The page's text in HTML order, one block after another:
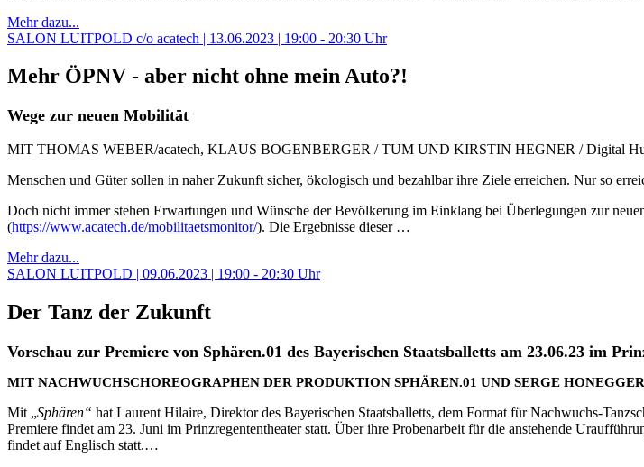
Mehr dazu...
SALON LUITPOLD c/o acatech | 13.06.2023 | 19:00 - 20:30 Uhr
Mehr ÖPNV - aber nicht ohne mein Auto?!
Wege zur neuen Mobilität
MIT THOMAS WEBER/acatech, KLAUS BOGENBERGER / TUM UND KIRSTIN HEGNER / Digital
Menschen und Güter sollen in naher Zukunft sicher, ökologisch und bezahlbar ihre Ziele erreichen. Nur so
Doch nicht immer stehen Erwartungen und Wünsche der Bevölkerung im Einklang bei Überlegungen zur
(https://www.acatech.de/mobilitaetsmonitor/). Die Ergebnisse dieser …
Mehr dazu...
SALON LUITPOLD | 09.06.2023 | 19:00 - 20:30 Uhr
Der Tanz der Zukunft
Vorschau zur Premiere von Sphären.01 des Bayerischen Staatsballetts am 23.06.23 im
MIT NACHWUCHSCHOREOGRAPHEN DER PRODUKTION SPHÄREN.01 UND SERGE HONEGGER
Mit „Sphären“ hat Laurent Hilaire, Direktor des Bayerischen Staatsballetts, dem Format für Nachwuchs-
Premiere findet am 23. Juni im Prinzregententheater statt. Über ihre Probenarbeit für die anstehende
findet auf Englisch statt.…